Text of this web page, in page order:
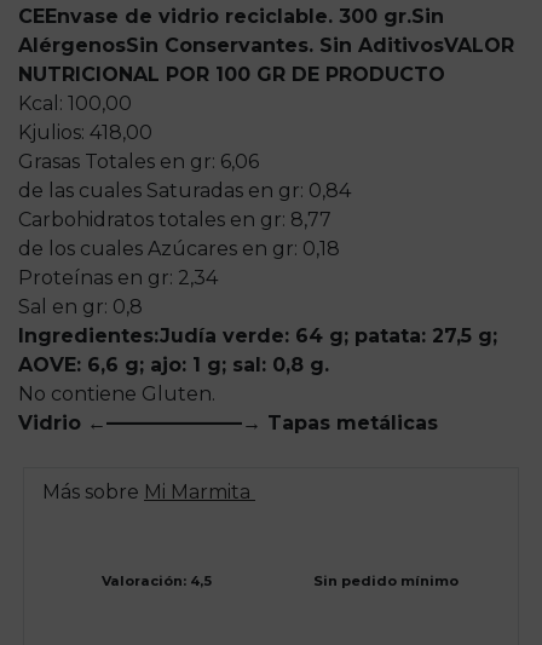
CEEnvase de vidrio reciclable. 300 gr.Sin
AlérgenosSin Conservantes. Sin AditivosVALOR
NUTRICIONAL POR 100 GR DE PRODUCTO
Kcal: 100,00
Kjulios: 418,00
Grasas Totales en gr: 6,06
de las cuales Saturadas en gr: 0,84
Carbohidratos totales en gr: 8,77
de los cuales Azúcares en gr: 0,18
Proteínas en gr: 2,34
Sal en gr: 0,8
Ingredientes:Judía verde: 64 g; patata: 27,5 g;
AOVE: 6,6 g; ajo: 1 g; sal: 0,8 g.
No contiene Gluten.
Vidrio ←———————→ Tapas metálicas
Más sobre Mi Marmita
Valoración: 4,5 Sin pedido mínimo